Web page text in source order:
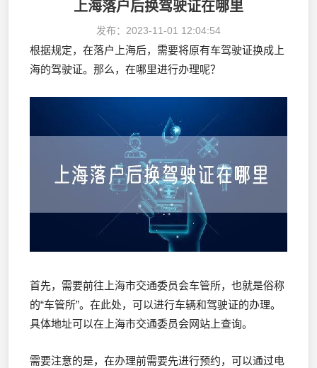
上海落户后换驾驶证在哪里
发布： 2023-11-01 12:04:54
根据规定，在落户上海后，需要将原有车驾驶证换成上
海的驾驶证。那么，在哪里进行办理呢？
首先，需要前往上海市交通委员会车管所，也就是俗称
的“车管所”。在此处，可以进行车辆和驾驶证的办理。
具体地址可以在上海市交通委员会网站上查询。
需要注意的是，在办理前需要先进行预约，可以通过电